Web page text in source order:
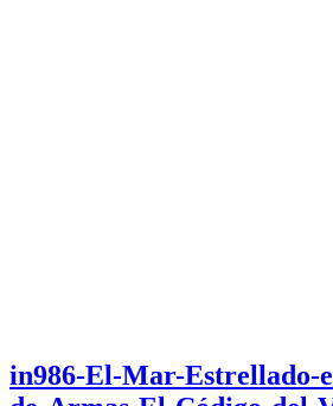
in986-El-Mar-Estrellado-